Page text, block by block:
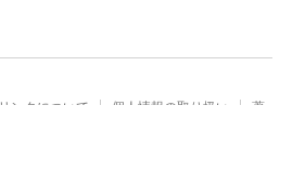
リンクについて 個人情報の取り扱い
著